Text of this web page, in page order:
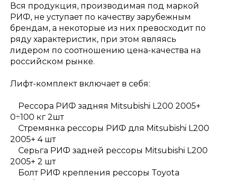
Вся продукция, производимая под маркой
РИФ, не уступает по качеству зарубежным
брендам, а некоторые из них превосходит по
ряду характеристик, при этом являясь
лидером по соотношению цена-качества на
российском рынке.
Лифт-комплект включает в себя:
Рессора РИФ задняя Mitsubishi L200 2005+
0÷100 кг 2шт
Стремянка рессоры РИФ для Mitsubishi L200
2005+ 4 шт
Серьга РИФ задней рессоры Mitsubishi L200
2005+ 2 шт
Болт РИФ крепления рессоры Toyota